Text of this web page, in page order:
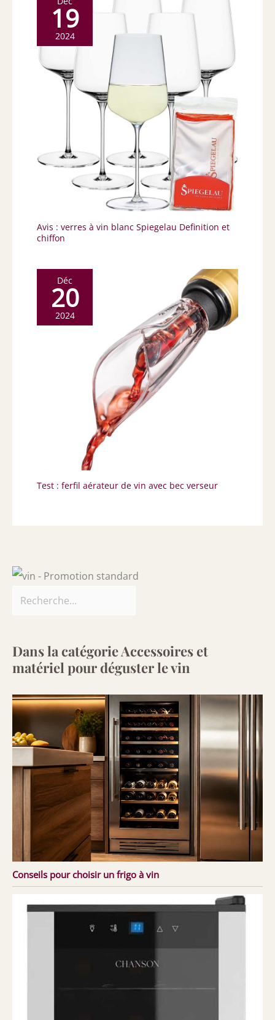
19
2024
Avis : verres à vin blanc Spiegelau Definition et
chiffon
Déc
20
2024
Test : ferfil aérateur de vin avec bec verseur
Dans la catégorie Accessoires et
matériel pour déguster le vin
Conseils pour choisir un frigo à vin